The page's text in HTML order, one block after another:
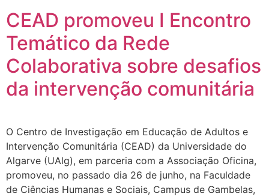
CEAD promoveu I Encontro
Temático da Rede
Colaborativa sobre desafios
da intervenção comunitária
O Centro de Investigação em Educação de Adultos e
Intervenção Comunitária (CEAD) da Universidade do
Algarve (UAlg), em parceria com a Associação Oficina,
promoveu, no passado dia 26 de junho, na Faculdade
de Ciências Humanas e Sociais, Campus de Gambelas,